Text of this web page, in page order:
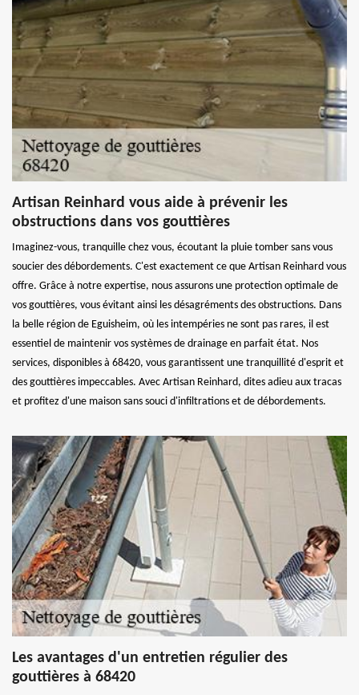
Artisan Reinhard vous aide à prévenir les
obstructions dans vos gouttières
Imaginez-vous, tranquille chez vous, écoutant la pluie tomber sans vous
soucier des débordements. C'est exactement ce que Artisan Reinhard vous
offre. Grâce à notre expertise, nous assurons une protection optimale de
vos gouttières, vous évitant ainsi les désagréments des obstructions. Dans
la belle région de Eguisheim, où les intempéries ne sont pas rares, il est
essentiel de maintenir vos systèmes de drainage en parfait état. Nos
services, disponibles à 68420, vous garantissent une tranquillité d'esprit et
des gouttières impeccables. Avec Artisan Reinhard, dites adieu aux tracas
et profitez d'une maison sans souci d'infiltrations et de débordements.
Les avantages d'un entretien régulier des
gouttières à 68420